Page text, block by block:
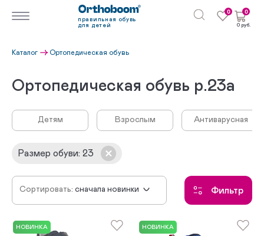
правильная обувь
для детей
0 0
0 руб.
Каталог Ортопедическая обувь
Ортопедическая обувь р.23а
Детям Взрослым Антиварусная
Размер обуви: 23
Сортировать: сначала новинки
по возрастанию цены
Фильтр
НОВИНКА НОВИНКА